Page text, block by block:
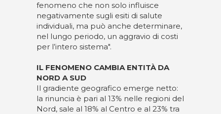
fenomeno che non solo influisce
negativamente sugli esiti di salute
individuali, ma può anche determinare,
nel lungo periodo, un aggravio di costi
per l’intero sistema".
IL FENOMENO CAMBIA ENTITÀ DA
NORD A SUD
Il gradiente geografico emerge netto:
la rinuncia è pari al 13% nelle regioni del
Nord, sale al 18% al Centro e al 23% tra